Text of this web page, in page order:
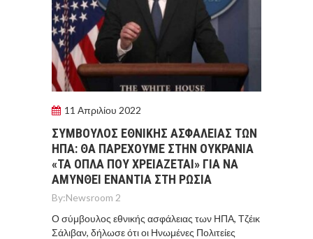
11 Απριλίου 2022
ΣΥΜΒΟΥΛΟΣ ΕΘΝΙΚΗΣ ΑΣΦΑΛΕΙΑΣ ΤΩΝ
ΗΠΑ: ΘΑ ΠΑΡΕΧΟΥΜΕ ΣΤΗΝ ΟΥΚΡΑΝΙΑ
«ΤΑ ΟΠΛΑ ΠΟΥ ΧΡΕΙΑΖΕΤΑΙ» ΓΙΑ ΝΑ
ΑΜΥΝΘΕΙ ΕΝΑΝΤΙΑ ΣΤΗ ΡΩΣΙΑ
By:Newsroom 2
Ο σύμβουλος εθνικής ασφάλειας των ΗΠΑ, Τζέικ
Σάλιβαν, δήλωσε ότι οι Ηνωμένες Πολιτείες